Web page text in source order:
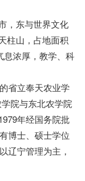
，东与世界文化
柱山，占地面积
息浓厚，教学、科
省立奉天农业学
院与东北农学院
年经国务院批
博士、硕士学位
辽宁管理为主，